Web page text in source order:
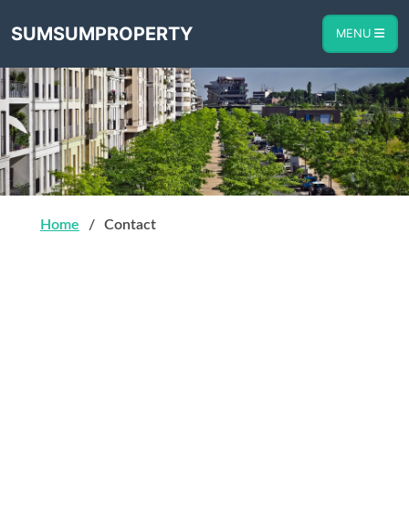
SUMSUMPROPERTY MENU
Home Contact